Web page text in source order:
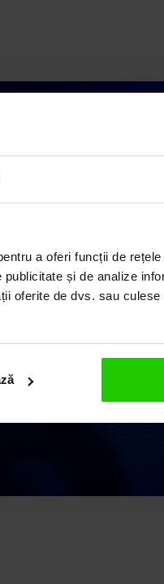
a oferi funcții de
și de analize
oferite de dvs. sau